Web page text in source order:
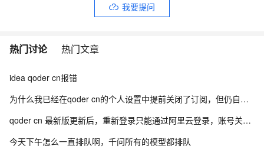
我要提问
热门讨论 热门文章
idea qoder cn报错
为什么我已经在qoder cn的个人设置中提前关闭了订阅，但仍自动续费
qoder cn 最新版更新后，重新登录只能通过阿里云登录，账号关联错乱
今天下午怎么一直排队啊，千问所有的模型都排队